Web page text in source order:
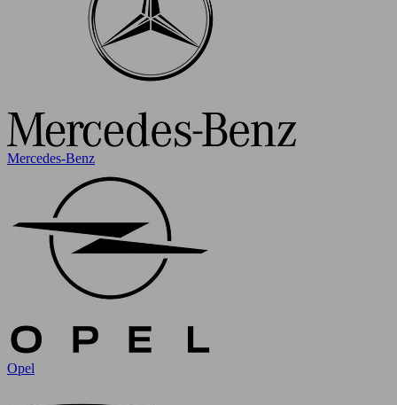
Mercedes-Benz
Opel